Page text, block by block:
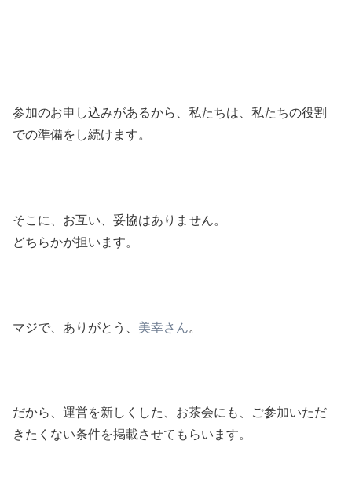
参加のお申し込みがあるから、私たちは、私たちの役割
での準備をし続けます。
そこに、お互い、妥協はありません。
どちらかが担います。
マジで、ありがとう、 美幸さん。
だから、運営を新しくした、お茶会にも、ご参加いただ
きたくない条件を掲載させてもらいます。